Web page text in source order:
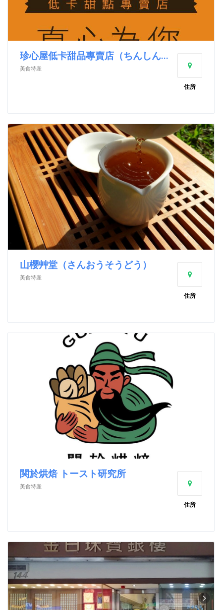
珍心屋低卡甜品專賣店（ちんしんや 低カロリースイーツ専門店）
美食特産
住所
山櫻艸堂（さんおうそうどう）
美食特産
住所
関於烘焙 トースト研究所
美食特産
住所